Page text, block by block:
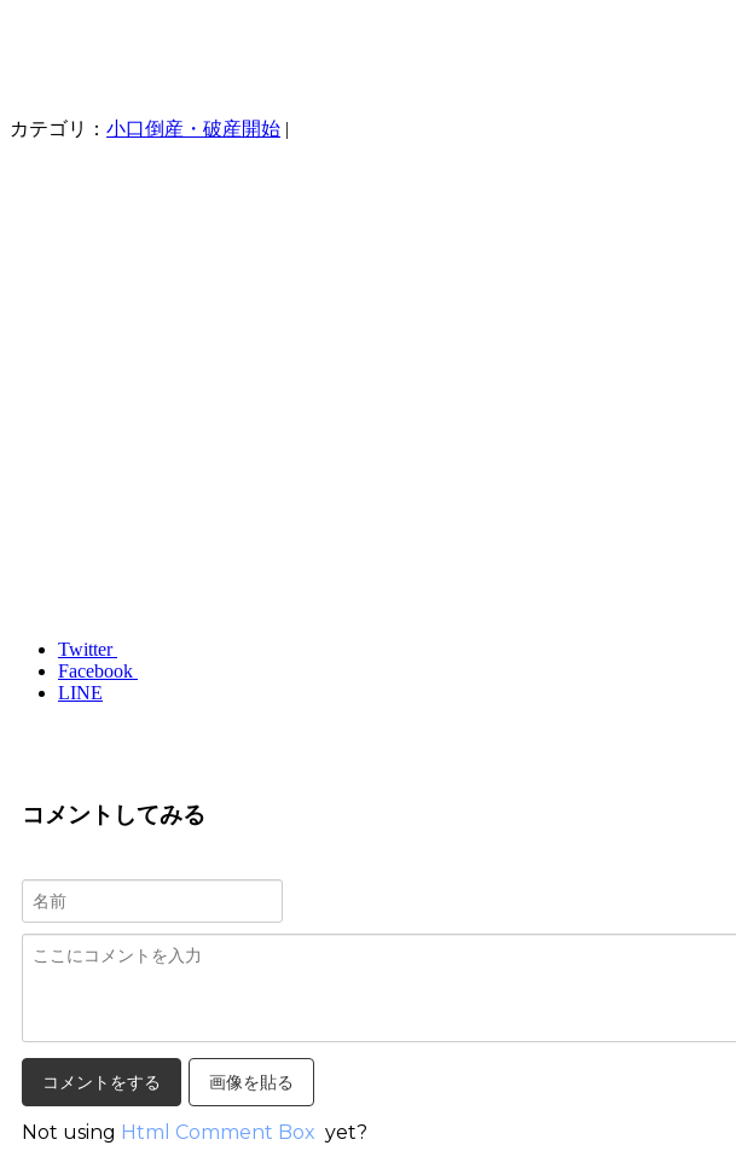
カテゴリ： 小口倒産・破産開始 |
Twitter
Facebook
LINE
コメントしてみる
画像を貼る
Not using Html Comment Box yet?